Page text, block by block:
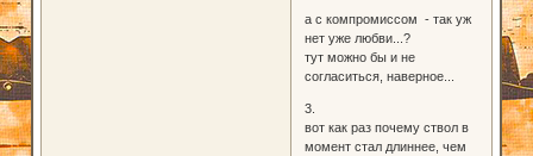
а с компромиссом - так уж
нет уже любви...?
тут можно бы и не
согласиться, наверное...
3.
вот как раз почему ствол в
момент стал длиннее, чем